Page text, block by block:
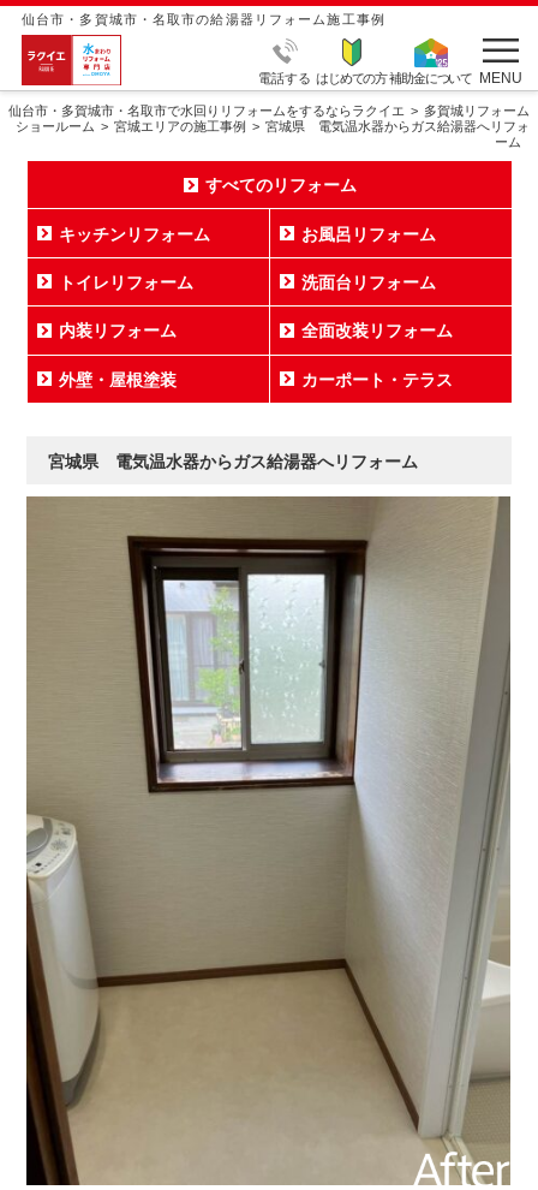
仙台市・多賀城市・名取市の給湯器リフォーム施工事例
電話する はじめての方補助金について MENU
仙台市・多賀城市・名取市で水回りリフォームをするならラクイエ
多賀城リフォーム
ショールーム
宮城エリアの施工事例
宮城県 電気温水器からガス給湯器へリフォ
ーム
すべてのリフォーム
キッチンリフォーム お風呂リフォーム
トイレリフォーム 洗面台リフォーム
内装リフォーム 全面改装リフォーム
外壁・屋根塗装 カーポート・テラス
宮城県 電気温水器からガス給湯器へリフォーム